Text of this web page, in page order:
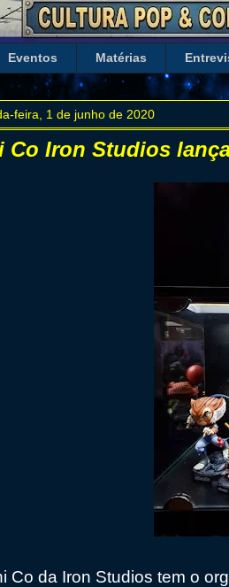
Eventos Matérias
feira, 1 de junho de 2020
Co Iron Studios
Co da Iron Studios tem o